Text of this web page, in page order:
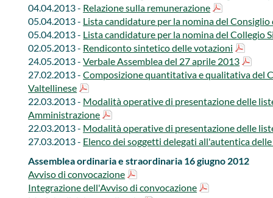
04.04.2013 - Relazione sulla remunerazione
05.04.2013 - Lista candidature per la nomina del
05.04.2013 - Lista candidature per la nomina del Collegio
02.05.2013 - Rendiconto sintetico delle votazioni
24.05.2013 -Verbale Assemblea del 27 aprile 2013
27.02.2013 -Composizione quantitativa e qualitativa del
Valtellinese
22.03.2013 - Modalità operative di presentazione delle
Amministrazione
22.03.2013 - Modalità operative di presentazione delle
27.03.2013 - Elenco dei soggetti delegati all'autentica
​Assemblea ordinaria e straordinaria 16 giugno 2012
Avviso di convocazione
Integrazione dell'Avviso di convocazione